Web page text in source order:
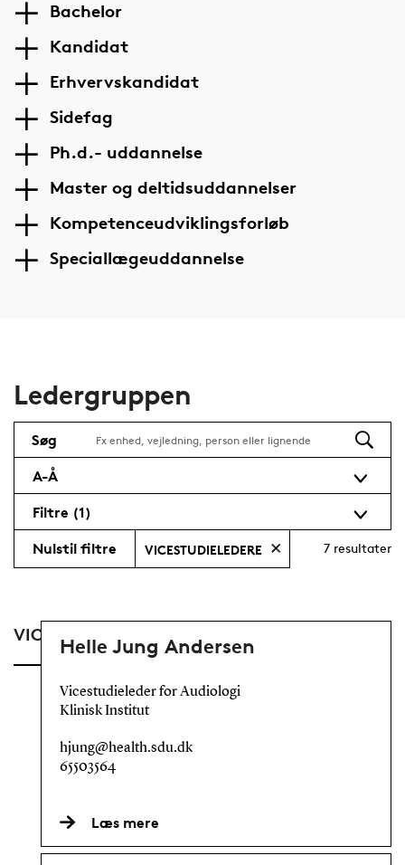
Bachelor
Kandidat
Erhvervskandidat
Sidefag
Ph.d.- uddannelse
Master og deltidsuddannelser
Kompetenceudviklingsforløb
Speciallægeuddannelse
Ledergruppen
Filtre (1)
A-Å
Søg
7 resultater
Nulstil filtre VICESTUDIELEDERE
VICESTUDIELEDERE
Helle Jung Andersen
Vicestudieleder for Audiologi
Klinisk Institut
hjung@health.sdu.dk
65503564
Læs mere